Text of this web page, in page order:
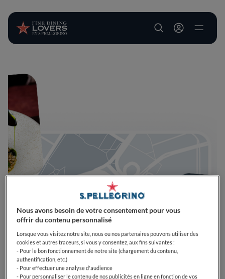
User account
Nous avons besoin de votre consentement pour vous
offrir du contenu personnalisé
Lorsque vous visitez notre site, nous ou nos partenaires pouvons utiliser des
cookies et autres traceurs, si vous y consentez, aux fins suivantes :
- Pour le bon fonctionnement de notre site (chargement du contenu,
authentification, etc.)
- Pour effectuer une analyse d'audience
- Pour personnaliser le contenu de nos publicités en ligne en fonction de vos